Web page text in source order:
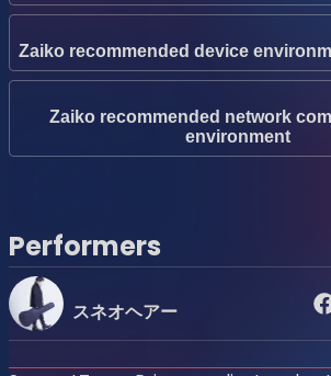
た歌や、作った曲、お部屋から発信す
今、あなたに、届いていますか？とつな
認してお互いにホッとする、そんな時間
ん。 まだ通常のライブには行けないお
ブであれば、全国各地どこにいらっしゃ
のパソコンやスマートフォンの前がライ
お手持ちのイヤホンやヘッドフォンで
で、出来ることに限りがありますが、配
通し皆さんと時間を過ごす、あたたか
ネオヘアーと皆さんと一緒に過ごせたら
ぜひ遊びにいらしてください。みなさま
待ちしております。
Zaiko recommended device
Zaiko recommended network
environment
Performers
スネオヘアー